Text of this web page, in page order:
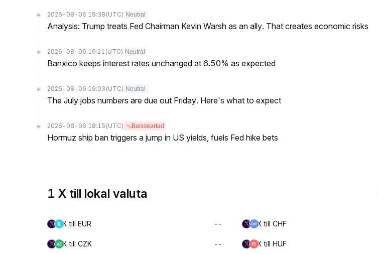
2026-08-06 19:38 (UTC) Neutral
Analysis: Trump treats Fed Chairman Kevin Warsh as an ally. That creates economic risks
2026-08-06 19:21 (UTC) Neutral
Banxico keeps interest rates unchanged at 6.50% as expected
2026-08-06 19:03 (UTC) Neutral
The July jobs numbers are due out Friday. Here's what to expect
2026-08-06 18:15 (UTC) Baisseartad
Hormuz ship ban triggers a jump in US yields, fuels Fed hike bets
1 X till lokal valuta
X till EUR -- X till CHF
X till CZK -- X till HUF